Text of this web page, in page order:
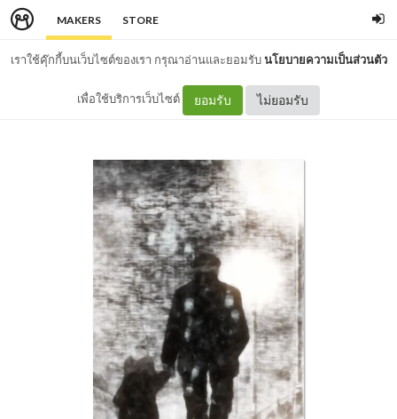
MAKERS STORE
เราใช้คุ๊กกี้บนเว็บไซต์ของเรา กรุณาอ่านและยอมรับนโยบายความเป็นส่วนตัว
เพื่อใช้บริการเว็บไซต์ ยอมรับ ไม่ยอมรับ